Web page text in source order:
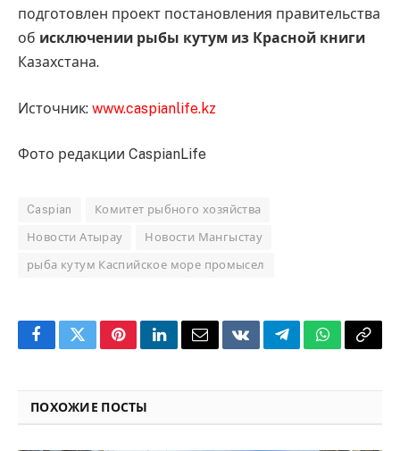
подготовлен проект постановления правительства
об исключении рыбы кутум из Красной книги
Казахстана.
Источник: www.caspianlife.kz
Фото редакции CaspianLife
Caspian Комитет рыбного хозяйства
Новости Атырау Новости Мангыстау
рыба кутум Каспийское море промысел
FacebookTwitterPinterestLinkedInEmailVKontakteTelegramWhatsApp
Copy
ПОХОЖИЕ ПОСТЫ